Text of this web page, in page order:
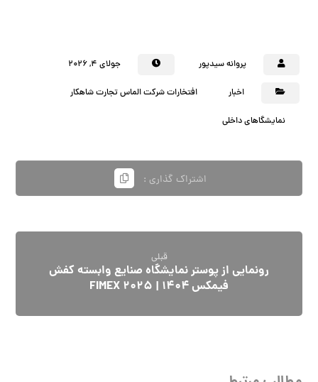
پروانه سیدپور جولای ۴, ۲۰۲۶
اخبار افتخارات شرکت الماس تجارت شاهکار
نمایشگاهای داخلی
قبلی
رونمایی از پوستر نمایشگاه صنایع وابسته کفش
فیمکس ۱۴۰۴ | FIMEX 2025